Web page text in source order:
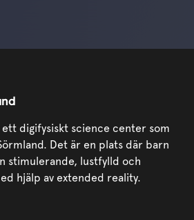
ett digifysiskt science center som
Det är en plats där barn
stimulerande, lustfylld och
hjälp av extended reality.